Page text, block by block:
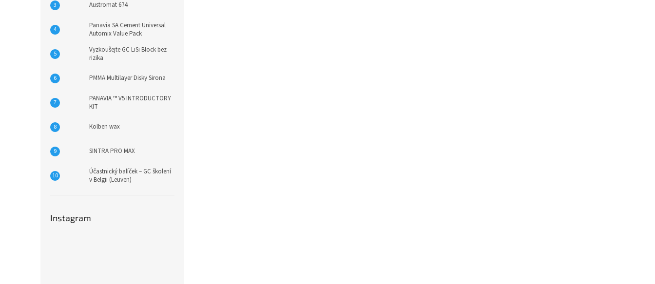
Austromat 674i
Panavia SA Cement Universal
Automix Value Pack
Vyzkoušejte GC LiSi Block bez
rizika
PMMA Multilayer Disky Sirona
PANAVIA ™ V5 INTRODUCTORY
KIT
Kolben wax
SINTRA PRO MAX
Účastnický balíček – GC školení
v Belgii (Leuven)
Instagram